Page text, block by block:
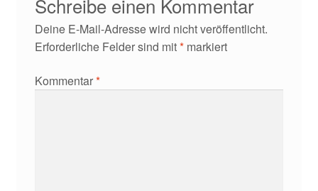
Schreibe einen Kommentar
Deine E-Mail-Adresse wird nicht veröffentlicht.
Erforderliche Felder sind mit*markiert
Kommentar*